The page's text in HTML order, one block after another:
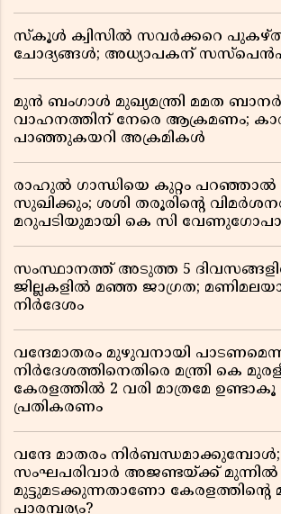
സ്കൂൾ ക്വിസിൽ സവർക്കറെ
ചോദ്യങ്ങൾ; അധ്യാപകന്
മുൻ ബംഗാൾ മുഖ്യമന്ത്രി മമത
വാഹനത്തിന് നേരെ ആക്രമണം;
പാഞ്ഞുകയറി അക്രമികൾ
രാഹുൽ ഗാന്ധിയെ കുറ്റം പറഞ്ഞാൽ
സുഖിക്കും; ശശി തരൂരിന്റെ
മറുപടിയുമായി കെ സി
സംസ്ഥാനത്ത് അടുത്ത 5
ജില്ലകളിൽ മഞ്ഞ ജാഗ്രത;
നിർദേശം
വന്ദേമാതരം മുഴുവനായി പാടണമെന്ന
നിർദേശത്തിനെതിരെ മന്ത്രി കെ
കേരളത്തിൽ 2 വരി മാത്രമേ
പ്രതികരണം
വന്ദേ മാതരം നിർബന്ധമാക്കുമ്പോൾ;
സംഘപരിവാർ അജണ്ടയ്ക്ക് മുന്നിൽ
മുട്ടുമടക്കുന്നതാണോ കേരളത്തിന്റെ
പാരമ്പര്യം?